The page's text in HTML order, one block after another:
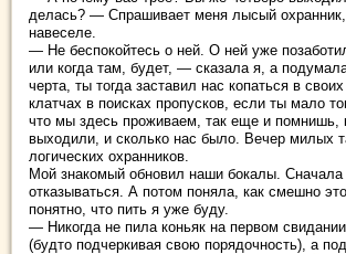
делась? — Спрашивает меня лысый
навеселе.
— Не беспокойтесь о ней. О ней уже
или когда там, будет, — сказала я, а
черта, ты тогда заставил нас копаться в
клатчах в поисках пропусков, если ты мало
что мы здесь проживаем, так еще и помнишь,
выходили, и сколько нас было. Вечер милых
логических охранников.
Мой знакомый обновил наши бокалы. Сначала
отказываться. А потом поняла, как смешно
понятно, что пить я уже буду.
— Никогда не пила коньяк на первом
(будто подчеркивая свою порядочность), а